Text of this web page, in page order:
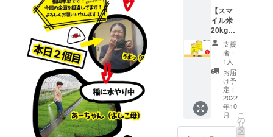
す！
《ス
テッ
カー》
・サイ
ズ：
6cm×1
2cm ・
デザイ
ンは現
在準備
中で
す。 ※
画像は
の違い
をぜひ
感じて
みてほ
しいで
す。 思
わず笑
顔に
なっ
ちゃう
ような
美味し
いお米
【スマ
イル米
20kg
（コシ
ヒカ
リ）】
育ち盛
りのお
子さま
も大喜
びな、
20kgを
お届
支援
者：
1人
お届
け予
定：
2022
年10
月
こ
の
リ
タ
ー